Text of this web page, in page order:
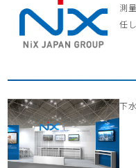
測
任
下